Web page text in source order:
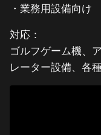
・業務用設備向け
対応：
ゴルフゲーム機、
レーター設備、各